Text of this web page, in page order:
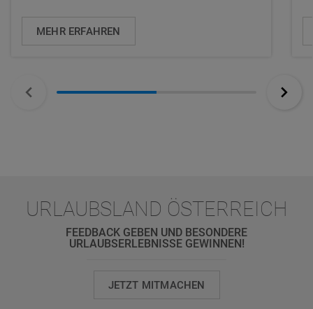
MEHR ERFAHREN
URLAUBSLAND ÖSTERREICH
FEEDBACK GEBEN UND BESONDERE
URLAUBSERLEBNISSE GEWINNEN!
JETZT MITMACHEN